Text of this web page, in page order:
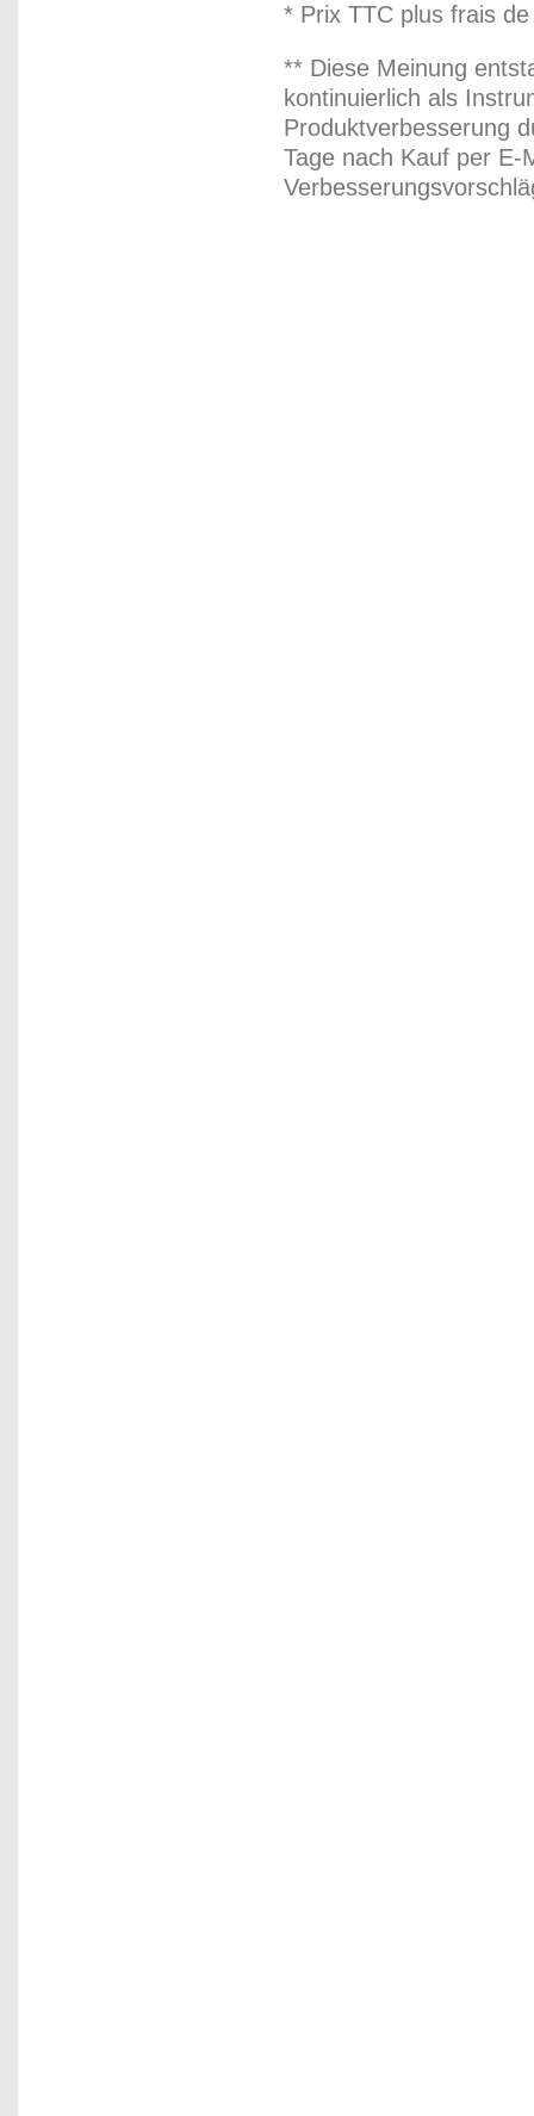
* Prix TTC plus frais
** Diese Meinung
kontinuierlich als
Produktverbesserung
Tage nach Kauf per E-